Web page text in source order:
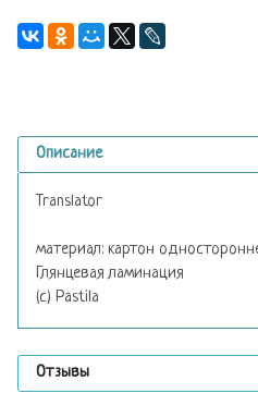
Описание
Translator
материал: картон
Глянцевая ламинация
(с) Pastila
Отзывы